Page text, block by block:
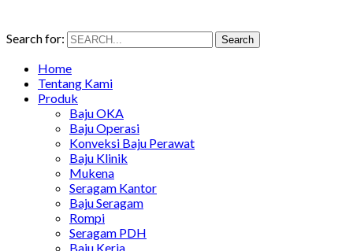
Search for: Search
Home
Tentang Kami
Produk
Baju OKA
Baju Operasi
Konveksi Baju Perawat
Baju Klinik
Mukena
Seragam Kantor
Baju Seragam
Rompi
Seragam PDH
Baju Kerja